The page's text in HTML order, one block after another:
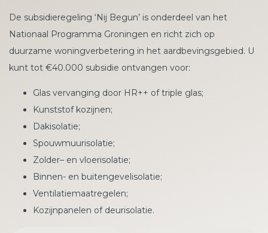
De subsidieregeling ‘Nij Begun’ is onderdeel van het
Nationaal Programma Groningen en richt zich op
duurzame woningverbetering in het aardbevingsgebied. U
kunt tot €40.000 subsidie ontvangen voor:
Glas vervanging door HR++ of triple glas;
Kunststof kozijnen;
Dakisolatie;
Spouwmuurisolatie;
Zolder– en vloerisolatie;
Binnen- en buitengevelisolatie;
Ventilatiemaatregelen;
Kozijnpanelen of deurisolatie.